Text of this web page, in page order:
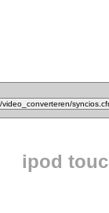
ipod